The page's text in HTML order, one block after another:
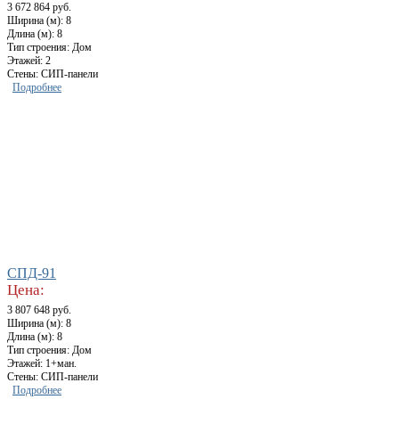
3 672 864 руб.
Ширина (м): 8
Длина (м): 8
Тип строения: Дом
Этажей: 2
Стены: СИП-панели
Подробнее
СПД-91
Цена:
3 807 648 руб.
Ширина (м): 8
Длина (м): 8
Тип строения: Дом
Этажей: 1+ман.
Стены: СИП-панели
Подробнее